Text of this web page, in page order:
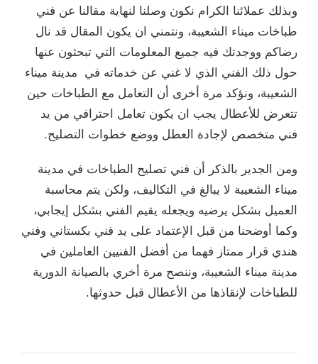
وبذلك عملائنا الكرام نكون وصلنا لنهاية مقالنا عن فني
طباخات ميناء الشعيبة، ونتمني ان يكون المقال قد نال
رضاكم ووجدتك فيه جميع المعلومات التي تبحثون عنها
حول ذلك الفني الذي لا غني عن خدماته في مدينة ميناء
الشعيبة، ونؤكد مرة أخرى أن التعامل مع الطباخات حين
تتعرض للأعطال يجب ان يكون تعامل احترافي من يد
فني متخصص لإجادة العطل ووضع خطوات التصليح.
ومن الجدير بالذكر أن فني تصليح الطباخات في مدينة
ميناء الشعيبة لا يبالغ في التكاليف، ولكن يتم محاسبة
العميل بشكل يرضيه ويجعله يقيم الفني بشكل إيجابي،
وكما أوضحنا من قبل الإعتماد على يد فني بكستاني وفني
هندي قرار ممتاز فهما من أفضل الفنيين العاملين في
مدينة ميناء الشعيبة، وننصح مرة أخري بالصيانة الدورية
للطباخات لإنقاذها من الأعطال قبل حدوثها.